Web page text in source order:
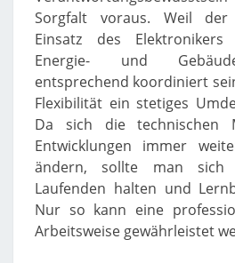
Sorgfalt voraus. Weil der
Einsatz des
Energie- und
entsprechend koordiniert
Flexibilität ein stetiges
Da sich die technischen
Entwicklungen immer
ändern, sollte man
Laufenden halten und
Nur so kann eine
Arbeitsweise gewährleistet